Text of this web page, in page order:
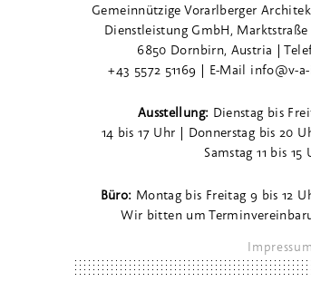
Gemeinnützige Vorarlberger
Dienstleistung GmbH, Marktstraße
6850 Dornbirn, Austria |
+43 5572 51169 | E-Mail info@v-
Ausstellung: Dienstag bis
14 bis 17 Uhr | Donnerstag bis 20
Samstag 11 bis 15
Büro: Montag bis Freitag 9 bis 12
Wir bitten um
Impressum